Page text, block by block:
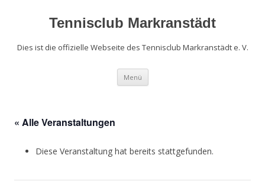
Tennisclub Markranstädt
Dies ist die offizielle Webseite des Tennisclub Markranstädt e. V.
Menü
« Alle Veranstaltungen
Diese Veranstaltung hat bereits stattgefunden.